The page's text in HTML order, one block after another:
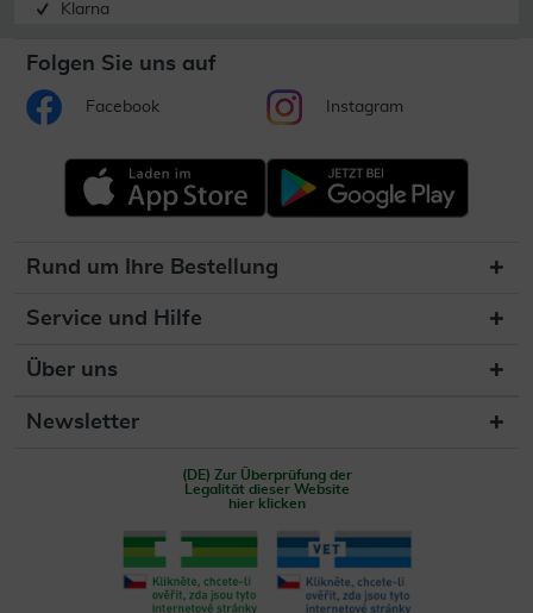
Klarna
Folgen Sie uns auf
Facebook Instagram
Rund um Ihre Bestellung
Service und Hilfe
Über uns
Newsletter
(DE) Zur Überprüfung der
Legalität dieser Website
hier klicken